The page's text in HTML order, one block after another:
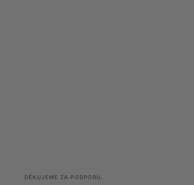
DĚKUJEME ZA PODPORU.
DĚKUJEME ZA PODPORU.